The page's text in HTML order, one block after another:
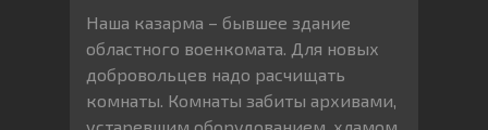
Наша казарма – бывшее здание
областного военкомата. Для новых
добровольцев надо расчищать
комнаты. Комнаты забиты архивами,